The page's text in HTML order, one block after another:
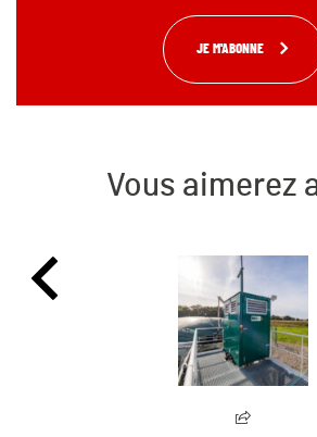
JE M'ABONNE
Vous aimerez